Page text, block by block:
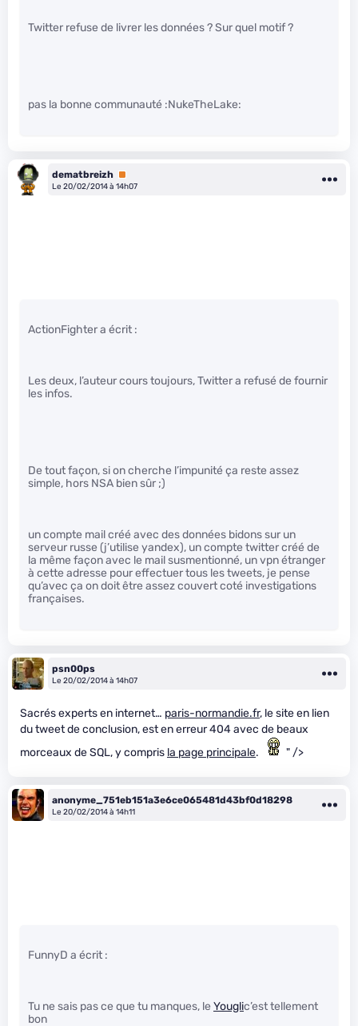
Twitter refuse de livrer les données ? Sur quel motif ?
pas la bonne communauté :NukeTheLake:
dematbreizh Premium
Le 20/02/2014 à 14h07
ActionFighter a écrit :
Les deux, l’auteur cours toujours, Twitter a refusé de fournir
les infos.
De tout façon, si on cherche l’impunité ça reste assez
simple, hors NSA bien sûr ;)
un compte mail créé avec des données bidons sur un
serveur russe (j’utilise yandex), un compte twitter créé de
la même façon avec le mail susmentionné, un vpn étranger
à cette adresse pour effectuer tous les tweets, je pense
qu’avec ça on doit être assez couvert coté investigations
françaises.
psn00ps
Le 20/02/2014 à 14h07
Sacrés experts en internet… paris-normandie.fr, le site en lien
du tweet de conclusion, est en erreur 404 avec de beaux
morceaux de SQL, y compris la page principale. " />
anonyme_751eb151a3e6ce065481d43bf0d18298
Le 20/02/2014 à 14h11
FunnyD a écrit :
Tu ne sais pas ce que tu manques, le Youglic’est tellement
bon